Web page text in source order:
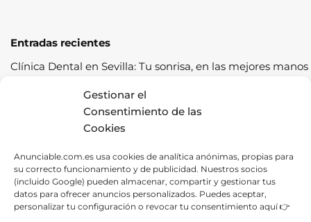
Gestionar el
Consentimiento de las
Cookies
Anunciable.com.es usa cookies de analítica anónimas, propias para
su correcto funcionamiento y de publicidad. Nuestros socios
(incluido Google) pueden almacenar, compartir y gestionar tus
datos para ofrecer anuncios personalizados. Puedes aceptar,
personalizar tu configuración o revocar tu consentimiento aquí 👉
Entradas recientes
Clínica Dental en Sevilla: Tu sonrisa, en las mejores manos
Cómo pasar la ITV a la primera: guía completa con
consejos prácticos
Los cereales sostenibles representan una oportunidad de
Fábrica de Canapés en Barcelona: La Mejor Opción para
tu Descanso
Las ventajas de contratar una empresa de alquiler de